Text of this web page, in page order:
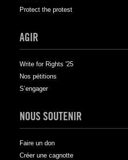
Protect the protest
AGIR
Write for Rights '25
Nos pétitions
S’engager
NOUS SOUTENIR
Faire un don
Créer une cagnotte